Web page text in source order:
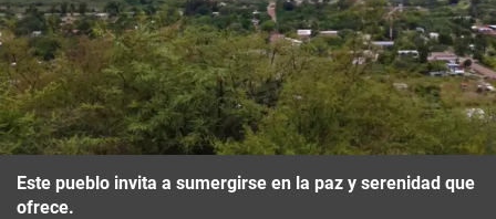
Este pueblo invita a sumergirse en la paz y serenidad que
ofrece.